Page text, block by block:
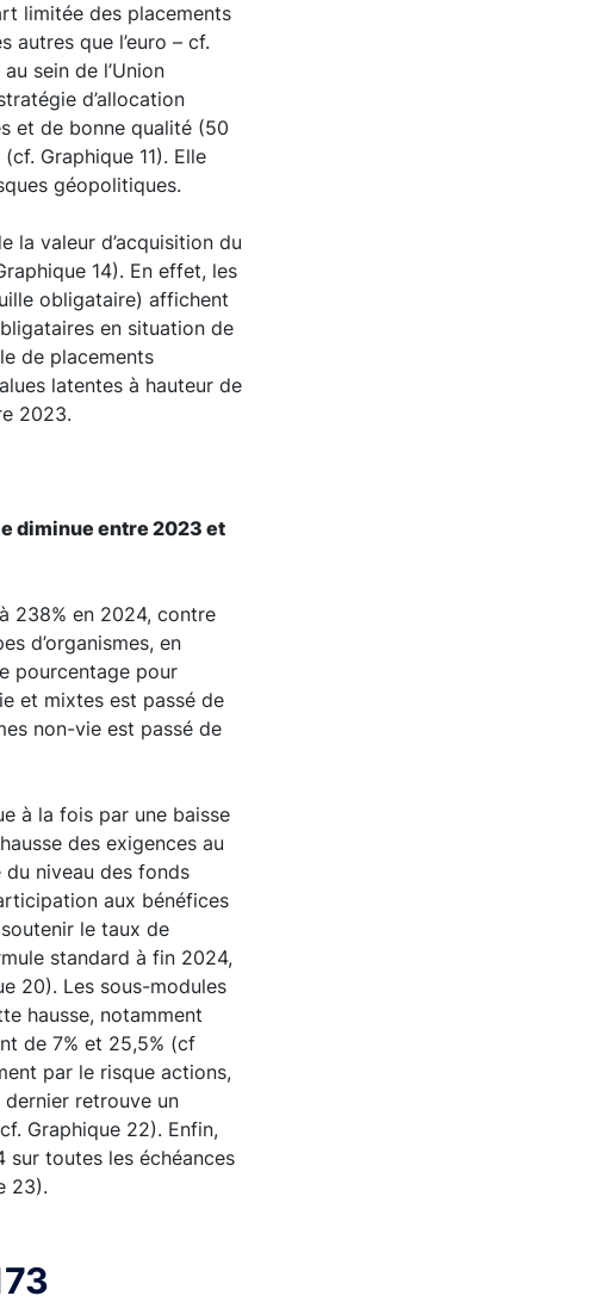
limitée des placements
autres que l’euro – cf.
sein de l’Union
d’allocation
et de bonne qualité (50
Graphique 11). Elle
géopolitiques.
la valeur d’acquisition du
14). En effet, les
obligataire) affichent
en situation de
de placements
latentes à hauteur de
2023.
diminue entre 2023 et
238% en 2024, contre
d’organismes, en
pourcentage pour
et mixtes est passé de
non-vie est passé de
à la fois par une baisse
des exigences au
niveau des fonds
aux bénéfices
le taux de
standard à fin 2024,
20). Les sous-modules
hausse, notamment
de 7% et 25,5% (cf
par le risque actions,
dernier retrouve un
Graphique 22). Enfin,
sur toutes les échéances
23).